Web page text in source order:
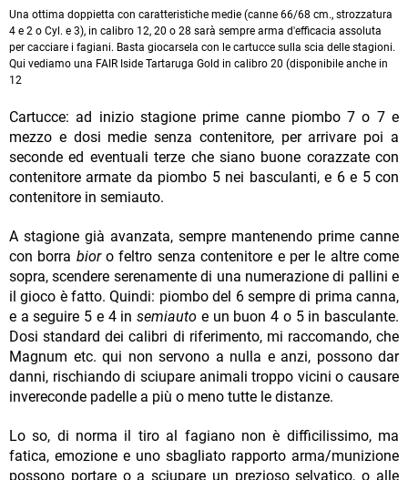
Una ottima doppietta con caratteristiche medie (canne 66/68 cm., strozzatura
4 e 2 o Cyl. e 3), in calibro 12, 20 o 28 sarà sempre arma d'efficacia assoluta
per cacciare i fagiani. Basta giocarsela con le cartucce sulla scia delle stagioni.
Qui vediamo una FAIR Iside Tartaruga Gold in calibro 20 (disponibile anche in
12
Cartucce: ad inizio stagione prime canne piombo 7 o 7 e
mezzo e dosi medie senza contenitore, per arrivare poi a
seconde ed eventuali terze che siano buone corazzate con
contenitore armate da piombo 5 nei basculanti, e 6 e 5 con
contenitore in semiauto.
A stagione già avanzata, sempre mantenendo prime canne
con borra bioro feltro senza contenitore e per le altre come
sopra, scendere serenamente di una numerazione di pallini e
il gioco è fatto. Quindi: piombo del 6 sempre di prima canna,
e a seguire 5 e 4 insemiauto e un buon 4 o 5 in basculante.
Dosi standard dei calibri di riferimento, mi raccomando, che
Magnum etc. qui non servono a nulla e anzi, possono dar
danni, rischiando di sciupare animali troppo vicini o causare
invereconde padelle a più o meno tutte le distanze.
Lo so, di norma il tiro al fagiano non è difficilissimo, ma
fatica, emozione e uno sbagliato rapporto arma/munizione
possono portare o a sciupare un prezioso selvatico, o alle